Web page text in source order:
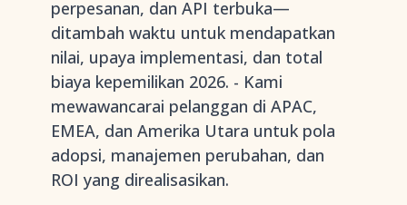
perpesanan, dan API terbuka—
ditambah waktu untuk mendapatkan
nilai, upaya implementasi, dan total
biaya kepemilikan 2026. - Kami
mewawancarai pelanggan di APAC,
EMEA, dan Amerika Utara untuk pola
adopsi, manajemen perubahan, dan
ROI yang direalisasikan.